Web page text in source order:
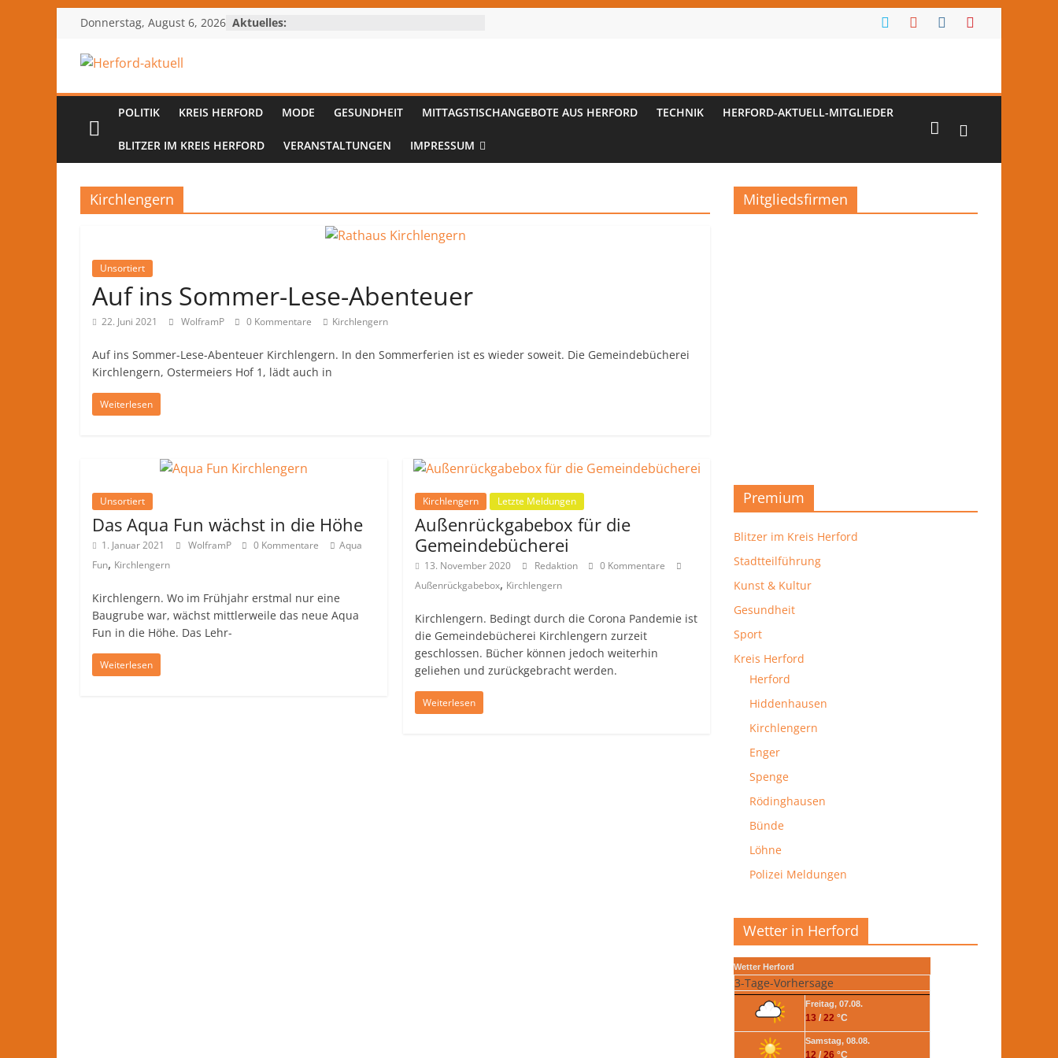
Zum
springen
Donnerstag, August 6, 2026 Aktuelles:
Herford-
aktuell
Kultur
aus
dem
Kreis
Herford
lokale
Nachrichten
mehr
Herford
POLITIK KREIS HERFORD MODE GESUNDHEIT MITTAGSTISCHANGEBOTE AUS HERFORD TECHNIK HERFORD-AKTUELL-MITGLIEDER
BLITZER IM KREIS HERFORD VERANSTALTUNGEN IMPRESSUM
Kirchlengern
Unsortiert
Auf ins Sommer-Lese-Abenteuer
22. Juni 2021 WolframP 0 Kommentare Kirchlengern
Auf ins Sommer-Lese-Abenteuer Kirchlengern. In den Sommerferien ist es wieder soweit. Die Gemeindebücherei
Kirchlengern, Ostermeiers Hof 1, lädt auch in
Weiterlesen
Unsortiert
Das Aqua Fun wächst in die Höhe
1. Januar 2021 WolframP 0 Kommentare
Aqua
Fun, Kirchlengern
Kirchlengern. Wo im Frühjahr erstmal nur eine
Baugrube war, wächst mittlerweile das neue Aqua
Fun in die Höhe. Das Lehr-
Weiterlesen
Kirchlengern Letzte Meldungen
Außenrückgabebox für die
Gemeindebücherei
13. November 2020 Redaktion
0 Kommentare
Außenrückgabebox, Kirchlengern
Kirchlengern. Bedingt durch die Corona Pandemie ist
die Gemeindebücherei Kirchlengern zurzeit
geschlossen. Bücher können jedoch weiterhin
geliehen und zurückgebracht werden.
Weiterlesen
Mitgliedsfirmen
Premium
Blitzer im Kreis Herford
Stadtteilführung
Kunst & Kultur
Gesundheit
Sport
Kreis Herford
Herford
Hiddenhausen
Kirchlengern
Enger
Spenge
Rödinghausen
Bünde
Löhne
Polizei Meldungen
Wetter in Herford
Wetter Herford
3-Tage-Vorhersage
Freitag, 07.08.
13 / 22 °C
Samstag, 08.08.
12 / 26 °C